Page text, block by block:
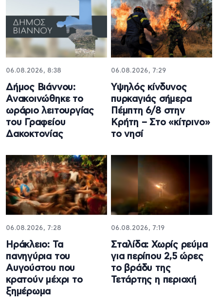
06.08.2026, 8:38
Δήμος Βιάννου:
Ανακοινώθηκε το
ωράριο λειτουργίας
του Γραφείου
Δακοκτονίας
06.08.2026, 7:29
Υψηλός κίνδυνος
πυρκαγιάς σήμερα
Πέμπτη 6/8 στην
Κρήτη – Στο «κίτρινο»
το νησί
06.08.2026, 7:28
Ηράκλειο: Τα
πανηγύρια του
Αυγούστου που
κρατούν μέχρι το
ξημέρωμα
06.08.2026, 7:19
Σταλίδα: Χωρίς ρεύμα
για περίπου 2,5 ώρες
το βράδυ της
Τετάρτης η περιοχή